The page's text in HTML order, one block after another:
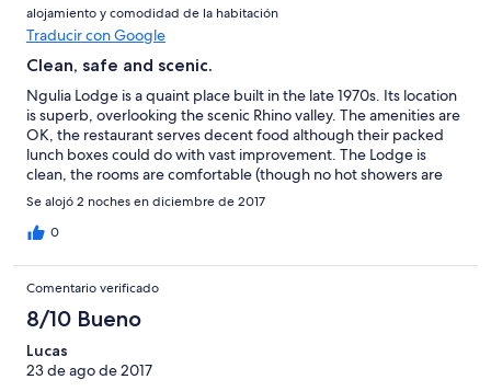
alojamiento y comodidad de la habitación
Traducir con Google
Clean, safe and scenic.
Ngulia Lodge is a quaint place built in the late 1970s. Its location
is superb, overlooking the scenic Rhino valley. The amenities are
OK, the restaurant serves decent food although their packed
lunch boxes could do with vast improvement. The Lodge is
clean, the rooms are comfortable (though no hot showers are
available at present) and the staff are friendly and professional.
Se alojó 2 noches en diciembre de 2017
0
Comentario verificado
8/10 Bueno
Lucas
23 de ago de 2017